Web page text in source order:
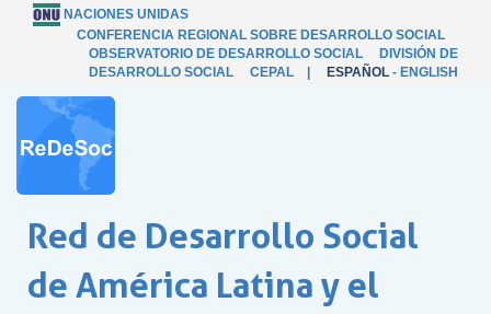
NACIONES UNIDAS
CONFERENCIA REGIONAL SOBRE DESARROLLO SOCIAL
OBSERVATORIO DE DESARROLLO SOCIAL
DIVISIÓN DE
DESARROLLO SOCIAL
CEPAL ESPAÑOL - ENGLISH
Red de Desarrollo Social
de América Latina y el